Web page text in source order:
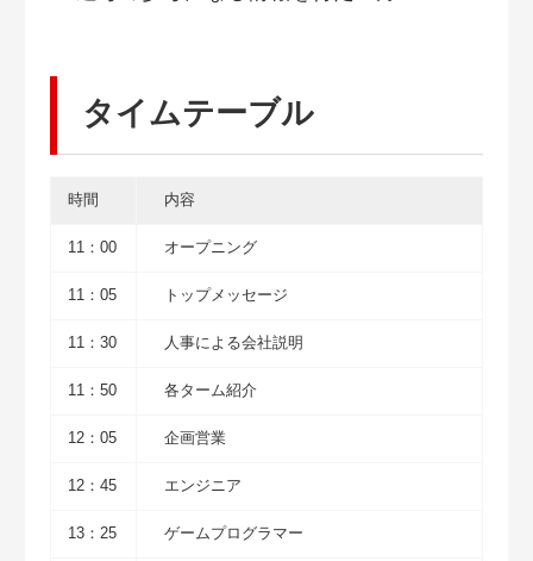
タイムテーブル
時間 内容
11：00 オープニング
11：05 トップメッセージ
11：30 人事による会社説明
11：50 各ターム紹介
12：05 企画営業
12：45 エンジニア
13：25 ゲームプログラマー